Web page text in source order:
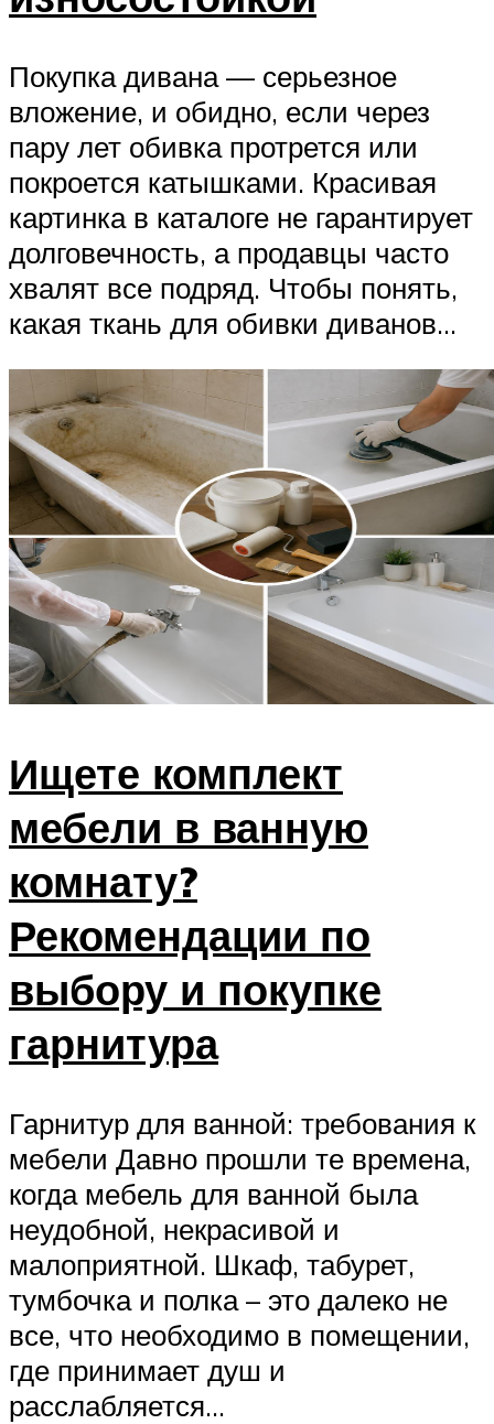
Покупка дивана — серьезное
вложение, и обидно, если через
пару лет обивка протрется или
покроется катышками. Красивая
картинка в каталоге не гарантирует
долговечность, а продавцы часто
хвалят все подряд. Чтобы понять,
какая ткань для обивки диванов...
Ищете комплект
мебели в ванную
комнату?
Рекомендации по
выбору и покупке
гарнитура
Гарнитур для ванной: требования к
мебели Давно прошли те времена,
когда мебель для ванной была
неудобной, некрасивой и
малоприятной. Шкаф, табурет,
тумбочка и полка – это далеко не
все, что необходимо в помещении,
где принимает душ и
расслабляется...